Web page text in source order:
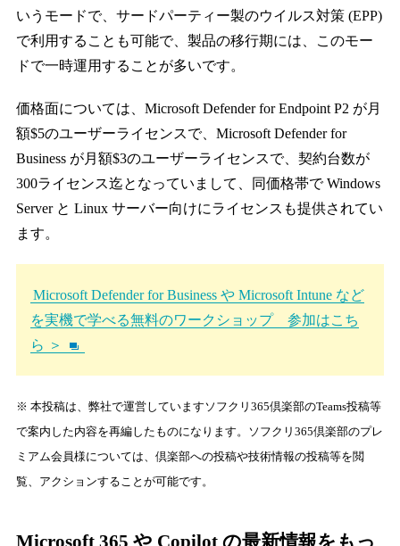
いうモードで、サードパーティー製のウイルス対策 (EPP)
で利用することも可能で、製品の移行期には、このモー
ドで一時運用することが多いです。
価格面については、Microsoft Defender for Endpoint P2 が月
額$5のユーザーライセンスで、Microsoft Defender for
Business が月額$3のユーザーライセンスで、契約台数が
300ライセンス迄となっていまして、同価格帯で Windows
Server と Linux サーバー向けにライセンスも提供されてい
ます。
Microsoft Defender for Business や Microsoft Intune など
を実機で学べる無料のワークショップ 参加はこち
ら ＞
※ 本投稿は、弊社で運営していますソフクリ365倶楽部のTeams投稿等
で案内した内容を再編したものになります。ソフクリ365倶楽部のプレ
ミアム会員様については、倶楽部への投稿や技術情報の投稿等を閲
覧、アクションすることが可能です。
Microsoft 365 や Copilot の最新情報をもっ